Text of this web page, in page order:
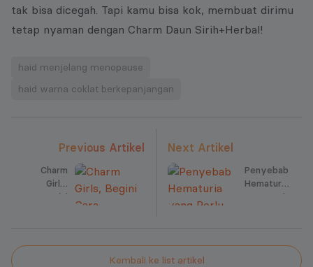
tak bisa dicegah. Tapi kamu bisa kok, membuat dirimu
tetap nyaman dengan Charm Daun Sirih+Herbal!
haid menjelang menopause
haid warna coklat berkepanjangan
Previous Artikel
Charm
Girls,
Begini
Next Artikel
Penyebab
Hematuria
yang Perlu
Kembali ke list artikel